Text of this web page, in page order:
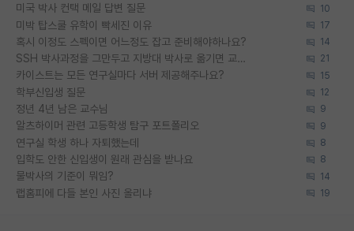
미국 박사 컨택 메일 답변 질문 10
미박 탑스쿨 유학이 빡세진 이유 17
혹시 이정도 스펙이면 어느정도 잡고 준비해야하나요? 14
SSH 박사과정을 그만두고 지방대 박사로 옮기면 교수의 꿈은 끝일까요? 21
카이스트는 모든 연구실마다 서버 제공해주나요? 15
학부신입생 질문 12
정년 4년 남은 교수님 9
알츠하이머 관련 고등학생 탐구 포트폴리오 9
연구실 학생 하나 자퇴했는데 8
입학도 안한 신입생이 원래 관심을 받나요 8
물박사의 기준이 뭐임? 14
랩홈피에 다들 본인 사진 올리냐 19